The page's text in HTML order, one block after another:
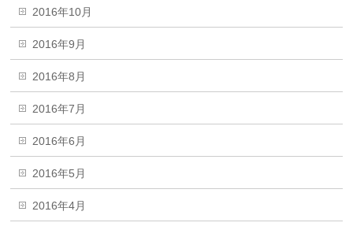
2016年10月
2016年9月
2016年8月
2016年7月
2016年6月
2016年5月
2016年4月